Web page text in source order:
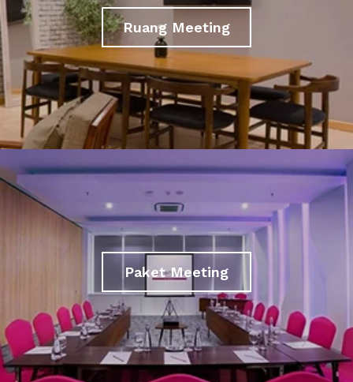
Ruang Meeting
Paket Meeting